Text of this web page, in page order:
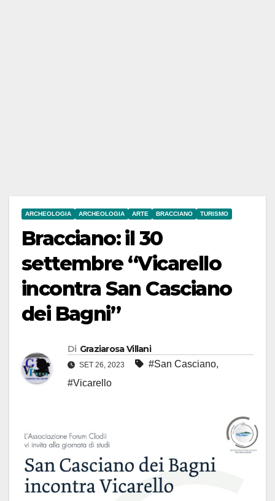
ARCHEOLOGIA ARCHEOLOGIA ARTE BRACCIANO TURISMO
Bracciano: il 30
settembre “Vicarello
incontra San Casciano
dei Bagni”
Di Graziarosa Villani
SET 26, 2023 #San Casciano,
#Vicarello